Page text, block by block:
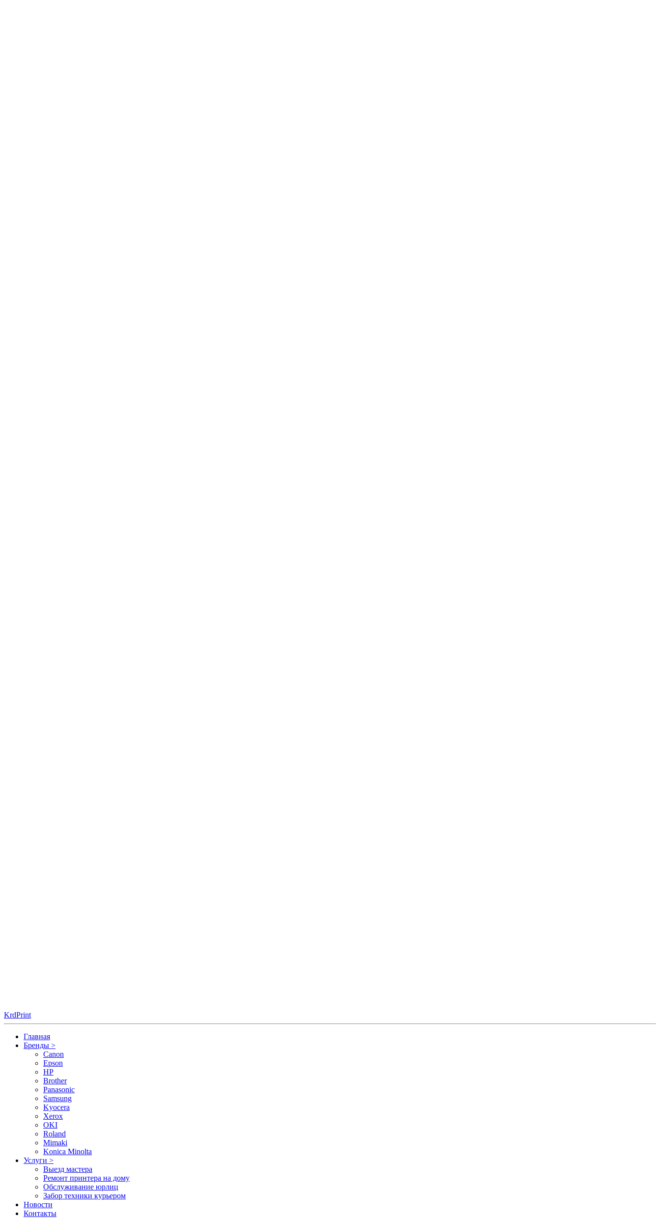
KrdPrint
Главная
Бренды >
Canon
Epson
HP
Brother
Panasonic
Samsung
Kyocera
Xerox
OKI
Roland
Mimaki
Konica Minolta
Услуги >
Выезд мастера
Ремонт принтера на дому
Обслуживание юрлиц
Забор техники курьером
Новости
Контакты